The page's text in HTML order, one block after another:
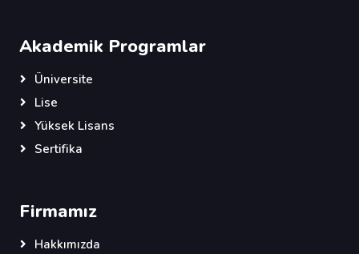
Akademik Programlar
Üniversite
Lise
Yüksek Lisans
Sertifika
Firmamız
Hakkımızda